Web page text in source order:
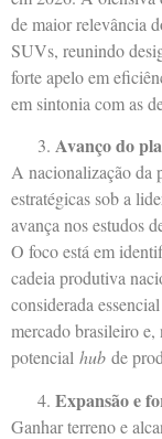
de maior relevância
SUVs, reunindo
forte apelo em
em sintonia com as
Avanço do
A nacionalização da
estratégicas sob a
avança nos estudos
O foco está em
cadeia produtiva
considerada
mercado brasileiro
potencial hub de
Expansão e
Ganhar terreno e